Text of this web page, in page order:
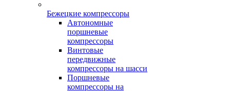
Бежецкие компрессоры
Автономные
поршневые
компрессоры
Винтовые
передвижные
компрессоры на шасси
Поршневые
компрессоры на